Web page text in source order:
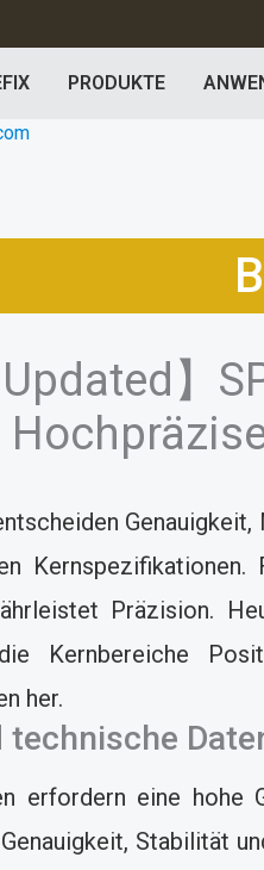
PRODUKTE
Updated】
Kernspezifikationen.
Präzision.
Kernbereiche
her.
technische
erfordern eine
Stabilität